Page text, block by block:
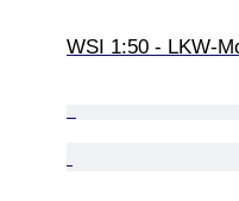
WSI 1:50 - LKW-